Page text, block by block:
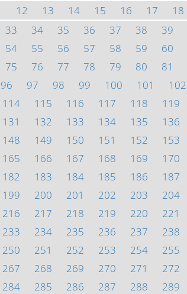
12 13 14 15 16 17 18
33 34 35 36 37 38 39
54 55 56 57 58 59 60
75 76 77 78 79 80 81
96 97 98 99 100 101 102
114 115 116 117 118 119
131 132 133 134 135 136
148 149 150 151 152 153
165 166 167 168 169 170
182 183 184 185 186 187
199 200 201 202 203 204
216 217 218 219 220 221
233 234 235 236 237 238
250 251 252 253 254 255
267 268 269 270 271 272
284 285 286 287 288 289